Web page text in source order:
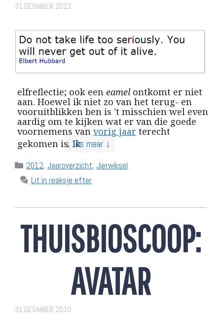
31 DESIMBER 2012
elfreflectie; ook een eamelontkomt er niet
aan. Hoewel ik niet zo van het terug- en
vooruitblikken ben is 't misschien wel even
aardig om te kijken wat er van die goede
voornemens van vorig jaar terecht
gekomen is. Ik↓ lês mear ↓
Categories
2012, Jaaroverzicht, Jierwiksel
Lit in reaksje efter
THUISBIOSCOOP:
AVATAR
31 DESIMBER 2010